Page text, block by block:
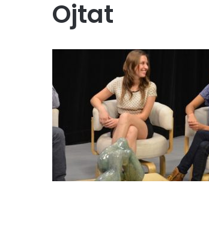
Ojtat